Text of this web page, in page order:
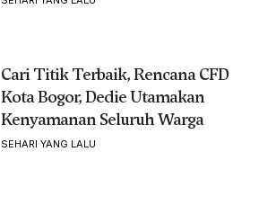
Cari Titik Terbaik, Rencana CFD
Kota Bogor, Dedie Utamakan
Kenyamanan Seluruh Warga
SEHARI YANG LALU